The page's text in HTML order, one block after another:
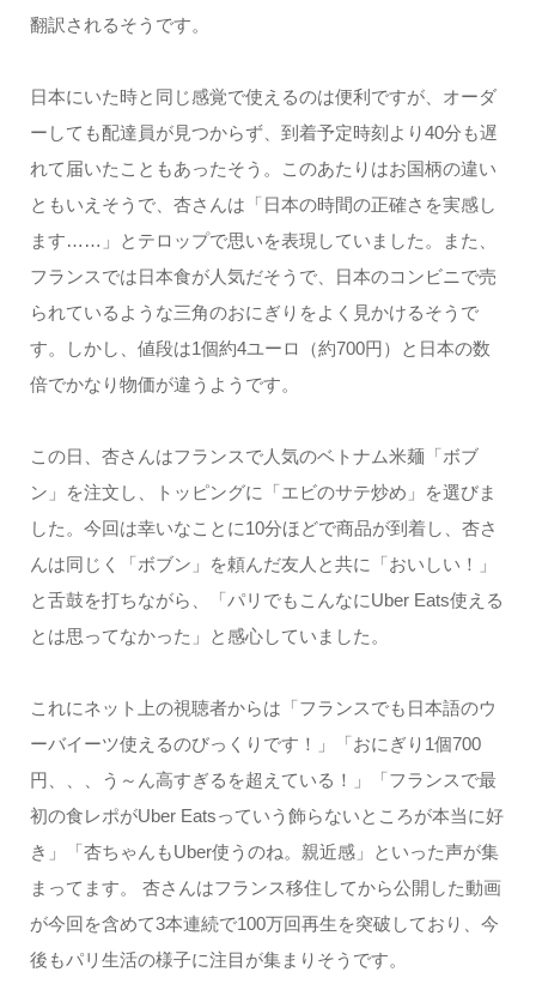
翻訳されるそうです。
日本にいた時と同じ感覚で使えるのは便利ですが、オーダ
ーしても配達員が見つからず、到着予定時刻より40分も遅
れて届いたこともあったそう。このあたりはお国柄の違い
ともいえそうで、杏さんは「日本の時間の正確さを実感し
ます……」とテロップで思いを表現していました。また、
フランスでは日本食が人気だそうで、日本のコンビニで売
られているような三角のおにぎりをよく見かけるそうで
す。しかし、値段は1個約4ユーロ（約700円）と日本の数
倍でかなり物価が違うようです。
この日、杏さんはフランスで人気のベトナム米麺「ボブ
ン」を注文し、トッピングに「エビのサテ炒め」を選びま
した。今回は幸いなことに10分ほどで商品が到着し、杏さ
んは同じく「ボブン」を頼んだ友人と共に「おいしい！」
と舌鼓を打ちながら、「パリでもこんなにUber Eats使える
とは思ってなかった」と感心していました。
これにネット上の視聴者からは「フランスでも日本語のウ
ーバイーツ使えるのびっくりです！」「おにぎり1個700
円、、、う～ん高すぎるを超えている！」「フランスで最
初の食レポがUber Eatsっていう飾らないところが本当に好
き」「杏ちゃんもUber使うのね。親近感」といった声が集
まってます。 杏さんはフランス移住してから公開した動画
が今回を含めて3本連続で100万回再生を突破しており、今
後もパリ生活の様子に注目が集まりそうです。